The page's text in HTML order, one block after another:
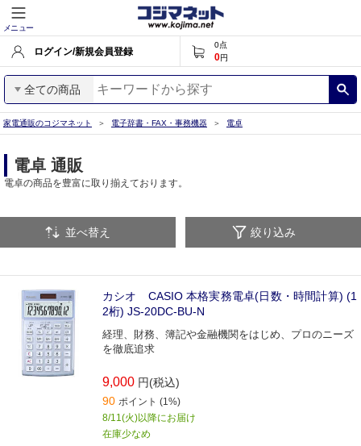
メニュー
ログイン/新規会員登録
0点
0円
全ての商品
家電通販のコジマネット 電子辞書・FAX・事務機器 電卓
電卓 通販
電卓の商品を豊富に取り揃えております。
並べ替え 絞り込み
カシオ CASIO 本格実務電卓(日数・時間計算) (1
2桁) JS-20DC-BU-N
経理、財務、簿記や金融機関をはじめ、プロのニーズ
を徹底追求
9,000 円(税込)
90 ポイント (1%)
8/11(火)以降にお届け
在庫少なめ